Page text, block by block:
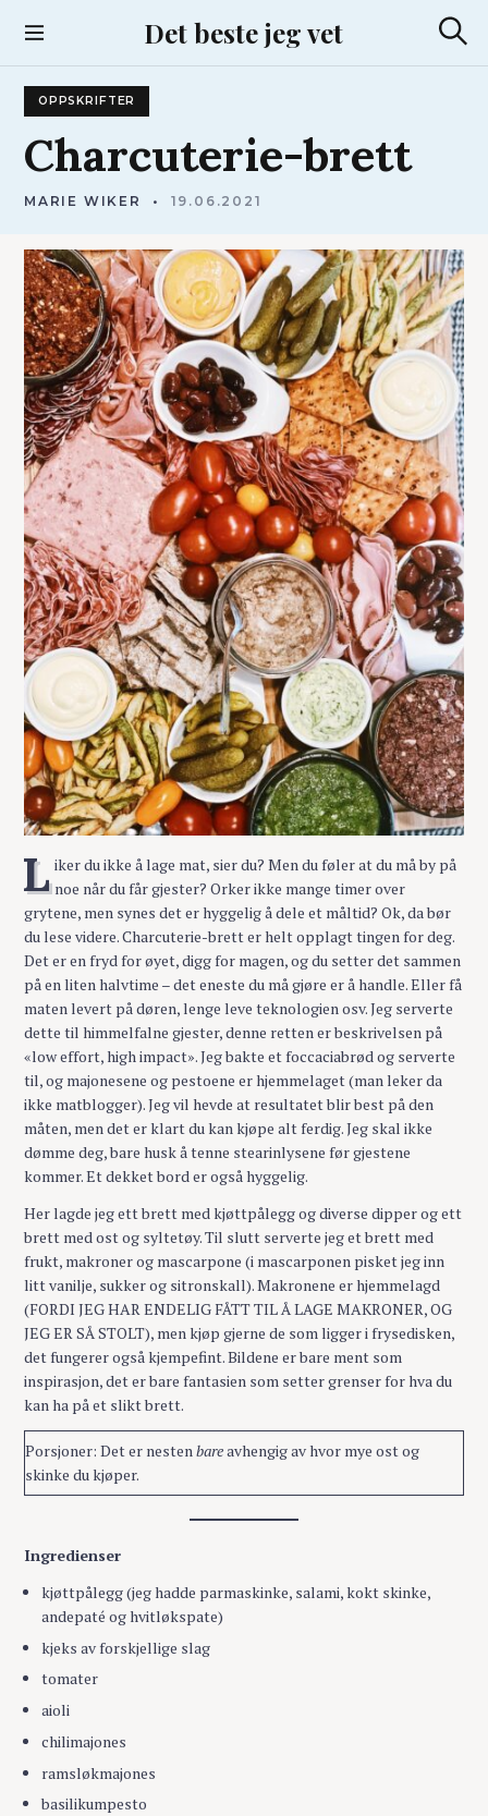
Det beste jeg vet
ø
OPPSKRIFTER
Charcuterie-brett
MARIE WIKER 19.06.2021
L iker du ikke å lage mat, sier du? Men du føler at du må by på
noe når du får gjester? Orker ikke mange timer over
grytene, men synes det er hyggelig å dele et måltid? Ok, da bør
du lese videre. Charcuterie-brett er helt opplagt tingen for deg.
Det er en fryd for øyet, digg for magen, og du setter det sammen
på en liten halvtime – det eneste du må gjøre er å handle. Eller få
maten levert på døren, lenge leve teknologien osv. Jeg serverte
dette til himmelfalne gjester, denne retten er beskrivelsen på
«low effort, high impact». Jeg bakte et foccaciabrød og serverte
til, og majonesene og pestoene er hjemmelaget (man leker da
ikke matblogger). Jeg vil hevde at resultatet blir best på den
måten, men det er klart du kan kjøpe alt ferdig. Jeg skal ikke
dømme deg, bare husk å tenne stearinlysene før gjestene
kommer. Et dekket bord er også hyggelig.
Her lagde jeg ett brett med kjøttpålegg og diverse dipper og ett
brett med ost og syltetøy. Til slutt serverte jeg et brett med
frukt, makroner og mascarpone (i mascarponen pisket jeg inn
litt vanilje, sukker og sitronskall). Makronene er hjemmelagd
(FORDI JEG HAR ENDELIG FÅTT TIL Å LAGE MAKRONER, OG
JEG ER SÅ STOLT), men kjøp gjerne de som ligger i frysedisken,
det fungerer også kjempefint. Bildene er bare ment som
inspirasjon, det er bare fantasien som setter grenser for hva du
kan ha på et slikt brett.
Porsjoner: Det er nesten bareavhengig av hvor mye ost og
skinke du kjøper.
Ingredienser
kjøttpålegg (jeg hadde parmaskinke, salami, kokt skinke,
andepaté og hvitløkspate)
kjeks av forskjellige slag
tomater
aioli
chilimajones
ramsløkmajones
basilikumpesto